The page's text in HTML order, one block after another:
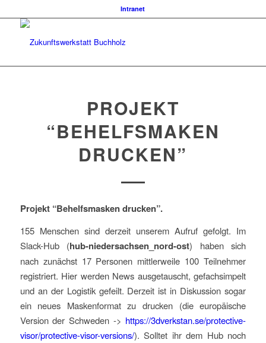
Intranet
PROJEKT
“BEHELFSMAKEN
DRUCKEN”
Projekt “Behelfsmasken drucken”.
155 Menschen sind derzeit unserem Aufruf gefolgt. Im
Slack-Hub (hub-niedersachsen_nord-ost) haben sich
nach zunächst 17 Personen mittlerweile 100 Teilnehmer
registriert. Hier werden News ausgetauscht, gefachsimpelt
und an der Logistik gefeilt. Derzeit ist in Diskussion sogar
ein neues Maskenformat zu drucken (die europäische
Version der Schweden -> https://3dverkstan.se/protective-
visor/protective-visor-versions/). Solltet ihr dem Hub noch